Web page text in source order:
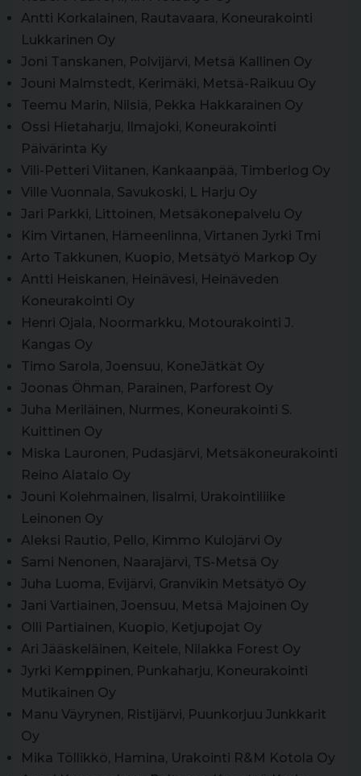
Antti Korkalainen, Rautavaara, Koneurakointi
Lukkarinen Oy
Joni Tanskanen, Polvijärvi, Metsä Kallinen Oy
Jouni Malmstedt, Kerimäki, Metsä-Raikuu Oy
Teemu Marin, Nilsiä, Pekka Hakkarainen Oy
Ossi Hietaharju, Ilmajoki, Koneurakointi
Päivärinta Ky
Vili-Petteri Viitanen, Kankaanpää, Timberlog Oy
Ville Vuonnala, Savukoski, L Harju Oy
Jari Parkki, Littoinen, Metsäkonepalvelu Oy
Kim Virtanen, Hämeenlinna, Virtanen Jyrki Tmi
Arto Takkunen, Kuopio, Metsätyö Markop Oy
Antti Heiskanen, Heinävesi, Heinäveden
Koneurakointi Oy
Henri Ojala, Noormarkku, Motourakointi J.
Kangas Oy
Timo Sarola, Joensuu, KoneJätkät Oy
Joonas Öhman, Parainen, Parforest Oy
Juha Meriläinen, Nurmes, Koneurakointi S.
Kuittinen Oy
Miska Lauronen, Pudasjärvi, Metsäkoneurakointi
Reino Alatalo Oy
Jouni Kolehmainen, Iisalmi, Urakointiliike
Leinonen Oy
Aleksi Rautio, Pello, Kimmo Kulojärvi Oy
Sami Nenonen, Naarajärvi, TS-Metsä Oy
Juha Luoma, Evijärvi, Granvikin Metsätyö Oy
Jani Vartiainen, Joensuu, Metsä Majoinen Oy
Olli Partiainen, Kuopio, Ketjupojat Oy
Ari Jääskeläinen, Keitele, Nilakka Forest Oy
Jyrki Kemppinen, Punkaharju, Koneurakointi
Mutikainen Oy
Manu Väyrynen, Ristijärvi, Puunkorjuu Junkkarit
Oy
Mika Töllikkö, Hamina, Urakointi R&M Kotola Oy